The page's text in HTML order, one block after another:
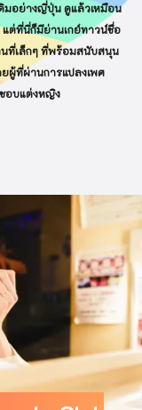
ดิมอย่างญี่ปุ่น ดูแล้วเหมือน
แต่ที่นี่ก็มีย่านเกย์ทาวน์ชื่อ
นที่เล็กๆ ที่พร้อมสนับสนุน
ผู้ที่ผ่านการแปลงเพศ
ชอบแต่งหญิง